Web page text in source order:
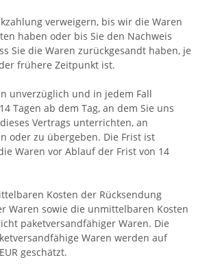
verweigern, bis wir die Waren
haben oder bis Sie den Nachweis
Sie die Waren zurückgesandt haben, je
frühere Zeitpunkt ist.
unverzüglich und in jedem Fall
Tagen ab dem Tag, an dem Sie uns
Vertrags unterrichten, an
oder zu übergeben. Die Frist ist
Waren vor Ablauf der Frist von 14
Kosten der Rücksendung
Waren sowie die unmittelbaren Kosten
paketversandfähiger Waren. Die
Waren werden auf
geschätzt.